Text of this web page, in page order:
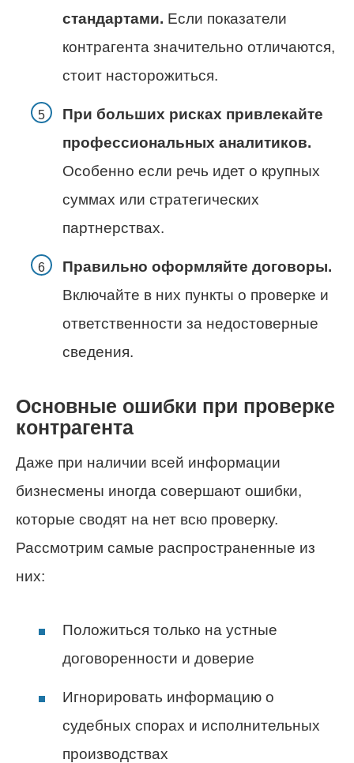
стандартами. Если показатели
контрагента значительно отличаются,
стоит насторожиться.
При больших рисках привлекайте
профессиональных аналитиков.
Особенно если речь идет о крупных
суммах или стратегических
партнерствах.
Правильно оформляйте договоры.
Включайте в них пункты о проверке и
ответственности за недостоверные
сведения.
Основные ошибки при проверке
контрагента
Даже при наличии всей информации
бизнесмены иногда совершают ошибки,
которые сводят на нет всю проверку.
Рассмотрим самые распространенные из
них:
Положиться только на устные
договоренности и доверие
Игнорировать информацию о
судебных спорах и исполнительных
производствах